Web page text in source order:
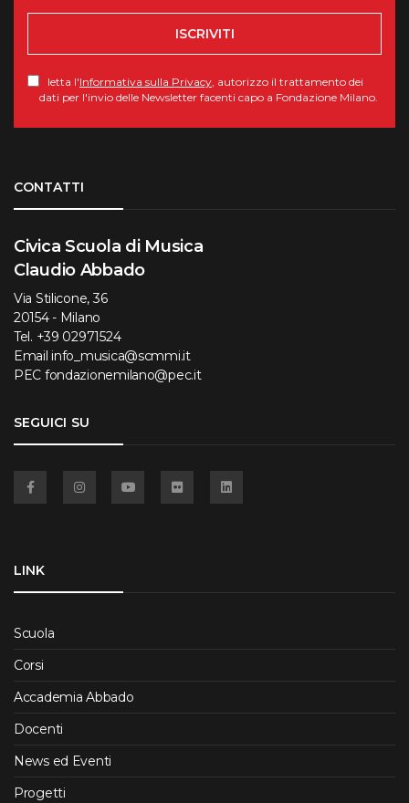
ISCRIVITI
letta l'Informativa sulla Privacy , autorizzo il trattamento dei
dati per l'invio delle Newsletter facenti capo a Fondazione Milano.
CONTATTI
Civica Scuola di Musica
Claudio Abbado
Via Stilicone, 36
20154 - Milano
Tel. +39 02971524
Email info_musica@scmmi.it
PEC fondazionemilano@pec.it
SEGUICI SU
LINK
Scuola
Corsi
Accademia Abbado
Docenti
News ed Eventi
Progetti